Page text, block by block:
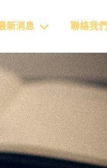
新消息 聯絡我們